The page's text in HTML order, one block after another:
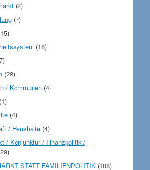
(2)
(7)
(18)
(28)
/ Kommunen (4)
(1)
(4)
/ Haushalte (4)
/ Konjunktur / Finanzpolitik /
STATT FAMILIENPOLITIK(108)